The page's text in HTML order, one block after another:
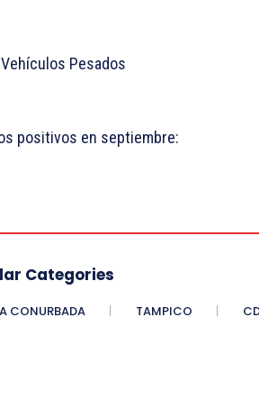
Pesados
positivos en septiembre:
Categories
CONURBADA TAMPICO